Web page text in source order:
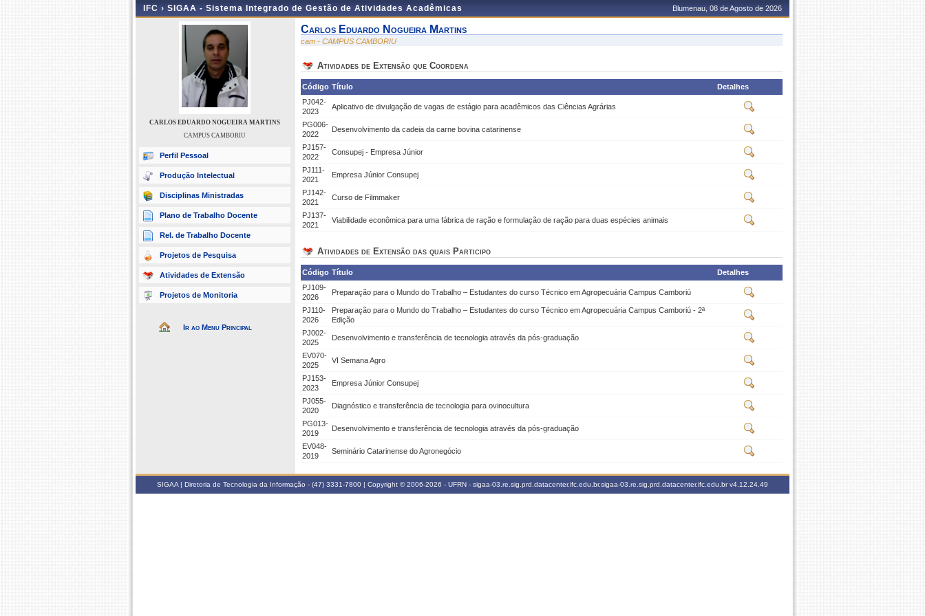
IFC › SIGAA - Sistema Integrado de Gestão de Atividades Acadêmicas Blumenau, 08 de Agosto de 2026
CARLOS EDUARDO NOGUEIRA MARTINS
CAMPUS CAMBORIU
Perfil Pessoal
Produção Intelectual
Disciplinas Ministradas
Plano de Trabalho Docente
Rel. de Trabalho Docente
Projetos de Pesquisa
Atividades de Extensão
Projetos de Monitoria
Ir ao Menu Principal
Carlos Eduardo Nogueira Martins
cam - CAMPUS CAMBORIU
Atividades de Extensão que Coordena
Código Título
Detalhes
PJ042-
2023
Aplicativo de divulgação de vagas de estágio para acadêmicos das Ciências Agrárias
PG006-
2022
Desenvolvimento da cadeia da carne bovina catarinense
PJ157-
2022
Consupej - Empresa Júnior
PJ111-
2021
Empresa Júnior Consupej
PJ142-
2021
Curso de Filmmaker
PJ137-
2021
Viabilidade econômica para uma fábrica de ração e formulação de ração para duas espécies animais
Atividades de Extensão das quais Participo
Código Título
Detalhes
PJ109-
2026
Preparação para o Mundo do Trabalho – Estudantes do curso Técnico em Agropecuária Campus Camboriú
PJ110-
2026
Preparação para o Mundo do Trabalho – Estudantes do curso Técnico em Agropecuária Campus Camboriú - 2ª
Edição
PJ002-
2025
Desenvolvimento e transferência de tecnologia através da pós-graduação
EV070-
2025
VI Semana Agro
PJ153-
2023
Empresa Júnior Consupej
PJ055-
2020
Diagnóstico e transferência de tecnologia para ovinocultura
PG013-
2019
Desenvolvimento e transferência de tecnologia através da pós-graduação
EV048-
2019
Seminário Catarinense do Agronegócio
SIGAA | Diretoria de Tecnologia da Informação - (47) 3331-7800 | Copyright © 2006-2026 - UFRN - sigaa-03.re.sig.prd.datacenter.ifc.edu.br.sigaa-03.re.sig.prd.datacenter.ifc.edu.brv4.12.24.49